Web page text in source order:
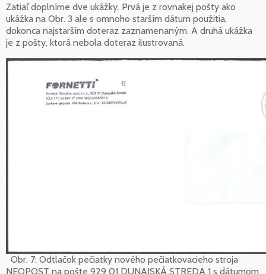
Zatiaľ doplníme dve ukážky. Prvá je z rovnakej pošty ako
ukážka na Obr. 3 ale s omnoho starším dátum použitia,
dokonca najstarším doteraz zaznamenaným. A druhá ukážka
je z pošty, ktorá nebola doteraz ilustrovaná.
Obr. 7: Odtlačok pečiatky nového pečiatkovacieho stroja
NEOPOST na pošte 929 01 DUNAJSKÁ STREDA 1 s dátumom